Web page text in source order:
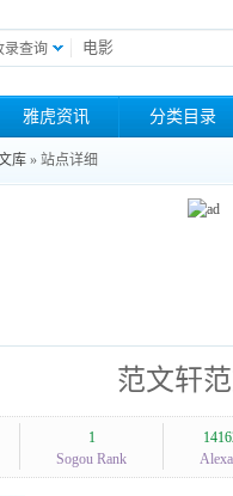
录查询
雅虎资讯 分类目录
库 » 站点详细
范文轩
1
Sogou Rank